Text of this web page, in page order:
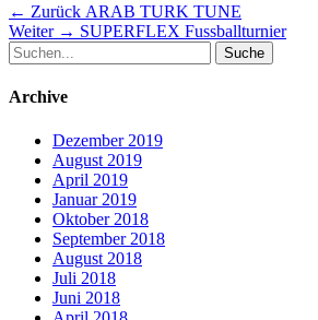
Beitragsnavigation
← Zurück Vorheriger
Beitrag:
ARAB TURK TUNE
Weiter → Nächster
SUPERFLEX Fussballturnier
Suche
nach:
Archive
Dezember 2019
August 2019
April 2019
Januar 2019
Oktober 2018
September 2018
August 2018
Juli 2018
Juni 2018